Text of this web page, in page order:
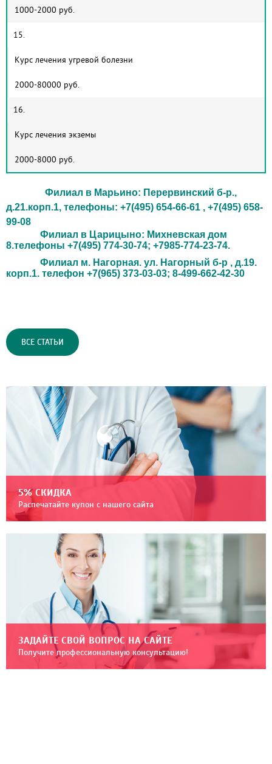
1000-2000 руб.
15.
Курс лечения угревой болезни
2000-80000 руб.
16.
Курс лечения экземы
2000-8000 руб.
Филиал в Марьино: Перервинский б-р.,
д.21.корп.1, телефоны: +7(495) 654-66-61 , +7(495) 658-
99-08
Филиал в Царицыно: Михневская дом
8.телефоны +7(495) 774-30-74; +7985-774-23-74.
Филиал м. Нагорная. ул. Нагорный б-р , д.19.
корп.1. телефон +7(965) 373-03-03; 8-499-662-42-30
ВСЕ СТАТЬИ
5% СКИДКА
Распечатайте купон с нашего сайта
ЗАДАЙТЕ СВОЙ ВОПРОС НА САЙТЕ
Получите профессиональную консультацию!